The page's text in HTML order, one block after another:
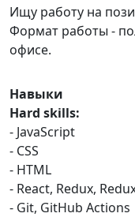
Ищу работу на
Формат работы -
офисе.
Навыки
Hard skills:
- JavaScript
- CSS
- HTML
- React, Redux,
- Git, GitHub Actions